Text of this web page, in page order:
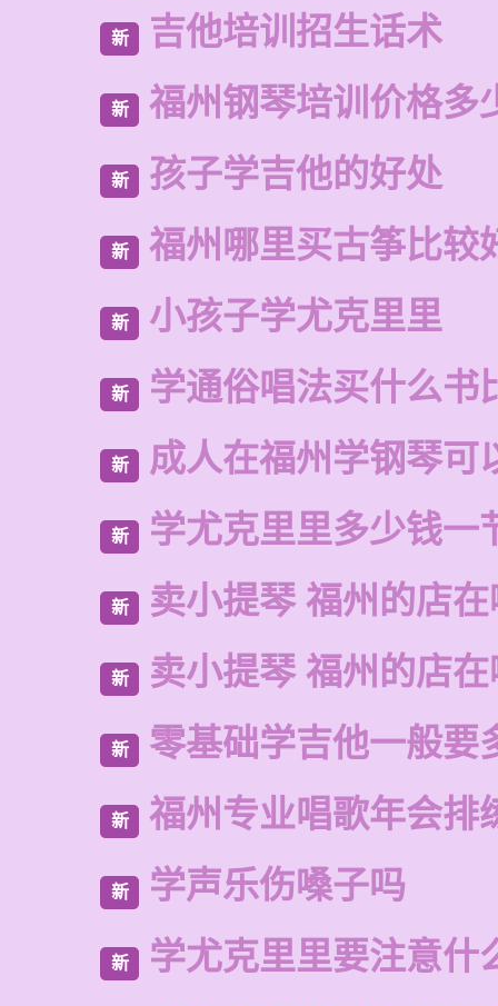
新 吉他培训招生话术
新 福州钢琴培训价格多
新 孩子学吉他的好处
新 福州哪里买古筝比较
新 小孩子学尤克里里
新 学通俗唱法买什么书
新 成人在福州学钢琴可
新 学尤克里里多少钱一
新 卖小提琴 福州的店
新 卖小提琴 福州的店
新 零基础学吉他一般要
新 福州专业唱歌年会排
新 学声乐伤嗓子吗
新 学尤克里里要注意什